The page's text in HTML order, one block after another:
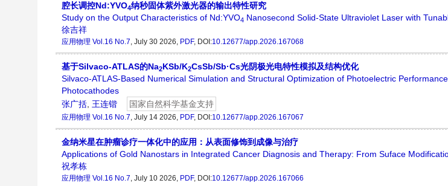
腔长调控Nd:YVO4纳秒固体紫外激光器的输出特性研究
Study on the Output Characteristics of Nd:YVO4 Nanosecond Solid-State Ultraviolet Laser with
徐吉祥
应用物理 Vol.16 No.7, July 30 2026, PDF, DOI:10.12677/app.2026.167068
基于Silvaco-ATLAS的Na2KSb/K2CsSb/Sb·Cs光阴极光电特性模拟及结构优化
Silvaco-ATLAS-Based Numerical Simulation and Structural Optimization of Photoelectric
Photocathodes
张广括, 王连锴 国家自然科学基金支持
应用物理 Vol.16 No.7, July 14 2026, PDF, DOI:10.12677/app.2026.167067
金纳米星在肿瘤诊疗一体化中的应用：从表面修饰到成像与治疗
Applications of Gold Nanostars in Integrated Cancer Diagnosis and Therapy: From Suface
祝孝栋
应用物理 Vol.16 No.7, July 10 2026, PDF, DOI:10.12677/app.2026.167066